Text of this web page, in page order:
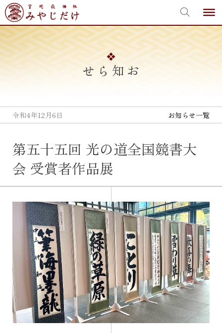
Skip
to
content
お知らせ
令和4年12月6日 お知らせ一覧
第五十五回 光の道全国競書大
会 受賞者作品展